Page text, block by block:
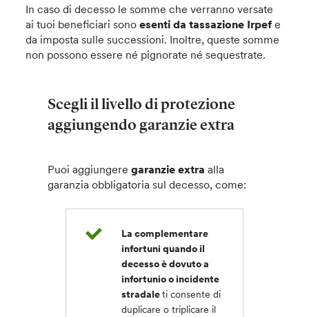
In caso di decesso le somme che verranno versate
ai tuoi beneficiari sonoesenti da tassazione Irpef e
da imposta sulle successioni. Inoltre, queste somme
non possono essere né pignorate né sequestrate.
Scegli il livello di protezione
aggiungendo garanzie extra
Puoi aggiungere garanzie extra alla
garanzia obbligatoria sul decesso, come:
La complementare
infortuni quando il
decesso è dovuto a
infortunio o incidente
stradaleti consente di
duplicare o triplicare il